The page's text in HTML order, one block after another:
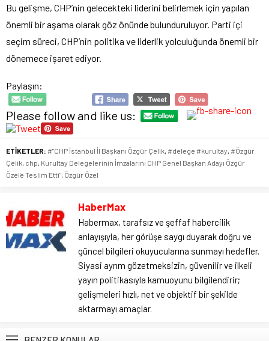
Bu gelişme, CHP’nin gelecekteki liderini belirlemek için yapılan
önemli bir aşama olarak göz önünde bulunduruluyor. Parti içi
seçim süreci, CHP’nin politika ve liderlik yolculuğunda önemli bir
dönemece işaret ediyor.
Paylaşın:
Please follow and like us:
ETİKETLER: #"CHP İstanbul İl Başkanı Özgür Çelik, #delege #kurultay, #Özgür
Çelik, chp, Kurultay Delegelerinin İmzalarını CHP Genel Başkan Adayı Özgür
Özel'e Teslim Etti", Özgür Özel
HaberMax
Habermax, tarafsız ve şeffaf habercilik
anlayışıyla, her görüşe saygı duyarak doğru ve
güncel bilgileri okuyucularına sunmayı hedefler.
Siyasi ayrım gözetmeksizin, güvenilir ve ilkeli
yayın politikasıyla kamuoyunu bilgilendirir;
gelişmeleri hızlı, net ve objektif bir şekilde
aktarmayı amaçlar.